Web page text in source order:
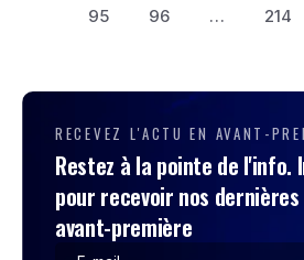
95
96 … 214
RECEVEZ L'ACTU EN AVANT-
Restez à la pointe de l'info.
pour recevoir nos
avant-première